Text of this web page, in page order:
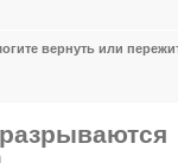
вернуть или